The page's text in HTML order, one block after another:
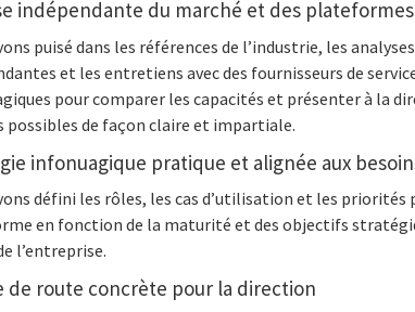
indépendante du marché et des plateformes
puisé dans les références de l’industrie, les analyses
et les entretiens avec des fournisseurs de
pour comparer les capacités et présenter à la
possibles de façon claire et impartiale.
infonuagique pratique et alignée aux
défini les rôles, les cas d’utilisation et les priorités
en fonction de la maturité et des objectifs
l’entreprise.
de route concrète pour la direction